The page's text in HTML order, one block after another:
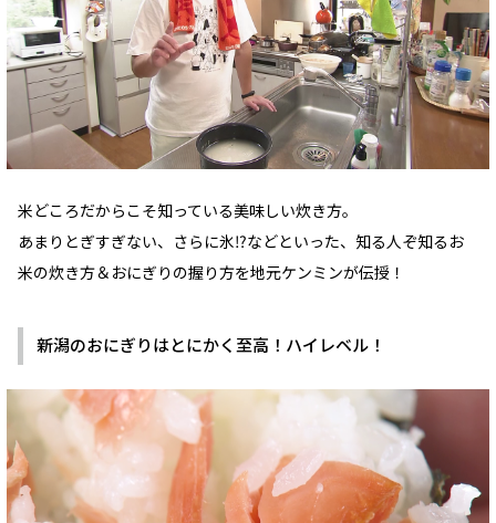
米どころだからこそ知っている美味しい炊き方。
あまりとぎすぎない、さらに氷⁉などといった、知る人ぞ知るお
米の炊き方＆おにぎりの握り方を地元ケンミンが伝授！
新潟のおにぎりはとにかく至高！ハイレベル！